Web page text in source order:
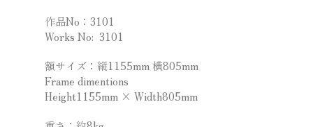
作品No：3101
Works No: 3101
額サイズ：縦1155mm 横805mm
Frame dimentions
Height1155mm × Width805mm